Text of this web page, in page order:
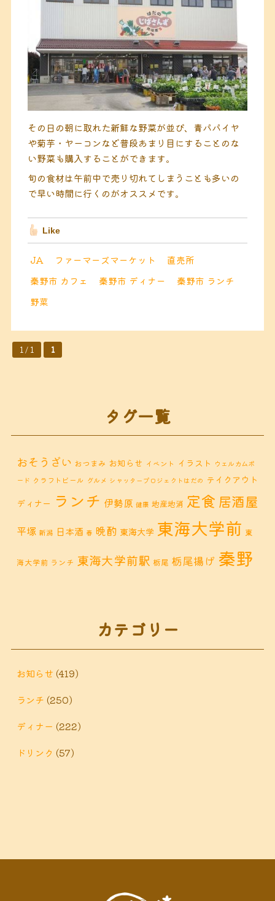
その日の朝に取れた新鮮な野菜が並び、青パパイヤ
や菊芋・ヤーコンなど普段あまり目にすることのな
い野菜も購入することができます。
旬の食材は午前中で売り切れてしまうことも多いの
で早い時間に行くのがオススメです。
Like
JA ファーマーズマーケット
直売所
秦野市 カフェ
秦野市 ディナー
秦野市 ランチ
野菜
1 / 1 1
タグ一覧
おそうざい おつまみ お知らせ イベント イラスト ウェルカムボ
ード クラフトビール グルメ シャッタープロジェクトはだの テイクアウト
ディナー ランチ 伊勢原 健康 地産地消 定食 居酒屋
平塚 新潟 日本酒 春 晩酌 東海大学 東海大学前 東
海大学前 ランチ 東海大学前駅 栃尾 栃尾揚げ 秦野
鶴巻 カフェ
ィナー鶴巻 ランチ
泉鶴巻温泉駅
カテゴリー
お知らせ (419)
ランチ (250)
ディナー (222)
ドリンク (57)